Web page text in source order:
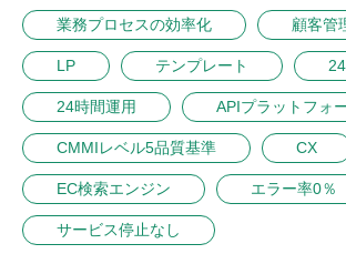
業務プロセスの効率化 顧客管
LP テンプレート
24時間運用 APIプラットフォ
CMMIレベル5品質基準 CX
EC検索エンジン エラー率0％
サービス停止なし